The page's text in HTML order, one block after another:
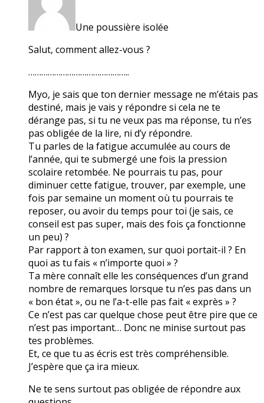
Une poussière isolée
Salut, comment allez-vous ?
………………………………………..
Myo, je sais que ton dernier message ne m’étais pas
destiné, mais je vais y répondre si cela ne te
dérange pas, si tu ne veux pas ma réponse, tu n’es
pas obligée de la lire, ni d’y répondre.
Tu parles de la fatigue accumulée au cours de
l’année, qui te submergé une fois la pression
scolaire retombée. Ne pourrais tu pas, pour
diminuer cette fatigue, trouver, par exemple, une
fois par semaine un moment où tu pourrais te
reposer, ou avoir du temps pour toi (je sais, ce
conseil est pas super, mais des fois ça fonctionne
un peu) ?
Par rapport à ton examen, sur quoi portait-il ? En
quoi as tu fais « n’importe quoi » ?
Ta mère connaît elle les conséquences d’un grand
nombre de remarques lorsque tu n’es pas dans un
« bon état », ou ne l’a-t-elle pas fait « exprès » ?
Ce n’est pas car quelque chose peut être pire que ce
n’est pas important… Donc ne minise surtout pas
tes problèmes.
Et, ce que tu as écris est très compréhensible.
J’espère que ça ira mieux.
Ne te sens surtout pas obligée de répondre aux